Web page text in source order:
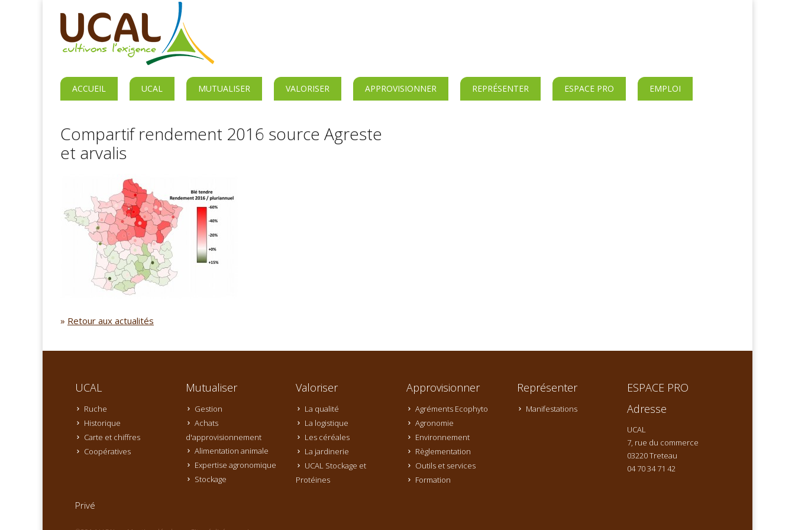
ACCUEIL UCAL MUTUALISER VALORISER APPROVISIONNER REPRÉSENTER ESPACE PRO EMPLOI
Compartif rendement 2016 source Agreste
et arvalis
» Retour aux actualités
UCAL
Ruche
Historique
Carte et chiffres
Coopératives
Mutualiser
Gestion
Achats
d'approvisionnement
Alimentation animale
Expertise agronomique
Stockage
Valoriser
La qualité
La logistique
Les céréales
La jardinerie
UCAL Stockage et
Protéines
Approvisionner
Agréments Ecophyto
Agronomie
Environnement
Règlementation
Outils et services
Formation
Représenter
Manifestations
ESPACE PRO
Adresse
UCAL
7, rue du commerce
03220 Treteau
04 70 34 71 42
Privé